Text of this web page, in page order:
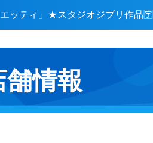
ッティ」★スタジオジブリ作品🈑
舗情報